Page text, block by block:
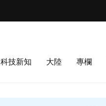
科技新知 大陸 專欄